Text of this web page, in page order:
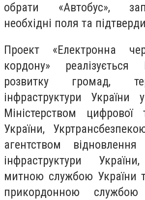
обрати «Автобус»,
необхідні поля та
Проект «Електронна
кордону» реалізується
розвитку громад,
інфраструктури України
Міністерством цифрової
України,
агентством
інфраструктури
митною службою України
прикордонною